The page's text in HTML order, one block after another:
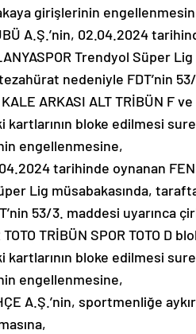
girişlerinin
A.Ş.’nin, 02.04.2024
Trendyol Süper
nedeniyle FDT’nin
ARKASI ALT TRİBÜN F
kartlarının bloke edilmesi
engellenmesine,
tarihinde oynanan
Lig müsabakasında,
53/3. maddesi uyarınca
TRİBÜN SPOR TOTO D
kartlarının bloke edilmesi
engellenmesine,
A.Ş.’nin, sportmenliğe